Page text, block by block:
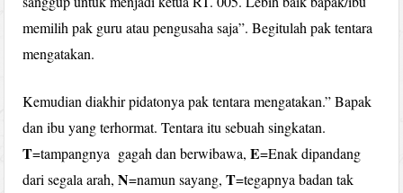
memilih pak guru atau pengusaha saja”. Begitulah pak tentara
mengatakan.
Kemudian diakhir pidatonya pak tentara mengatakan.” Bapak
dan ibu yang terhormat. Tentara itu sebuah singkatan.
T=tampangnya gagah dan berwibawa,E=Enak dipandang
dari segala arah,N=namun sayang,T=tegapnya badan tak